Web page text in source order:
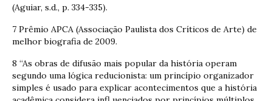
(Aguiar, s.d., p. 334-335).
7 Prêmio APCA (Associação Paulista dos Críticos de Arte) de
melhor biografia de 2009.
8 “As obras de difusão mais popular da história operam
segundo uma lógica reducionista: um princípio organizador
simples é usado para explicar acontecimentos que a história